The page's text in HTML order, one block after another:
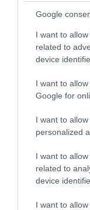
Google
I want to
related to
device
I want to
Google for
I want to
personalized
I want to
related to
device
I want to